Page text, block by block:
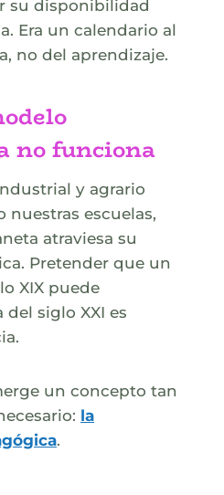
su disponibilidad
Era un calendario al
no del aprendizaje.
no funciona
y agrario
escuelas,
atraviesa su
Pretender que un
XIX puede
siglo XXI es
un concepto tan
la
.